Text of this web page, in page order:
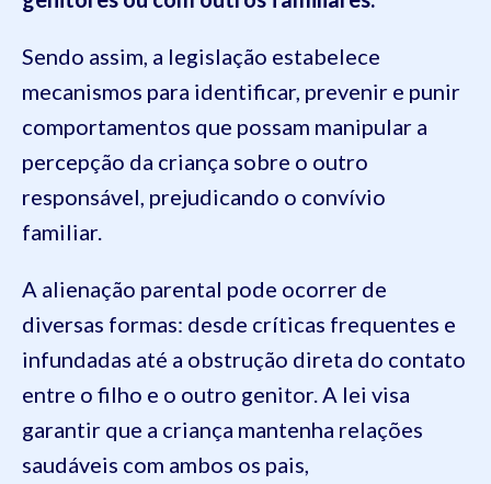
Sendo assim, a legislação estabelece
mecanismos para identificar, prevenir e punir
comportamentos que possam manipular a
percepção da criança sobre o outro
responsável, prejudicando o convívio
familiar.
A alienação parental pode ocorrer de
diversas formas: desde críticas frequentes e
infundadas até a obstrução direta do contato
entre o filho e o outro genitor. A lei visa
garantir que a criança mantenha relações
saudáveis com ambos os pais,